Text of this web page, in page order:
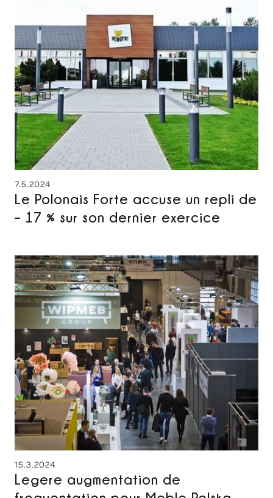
7.5.2024
Le Polonais Forte accuse un repli de
– 17 % sur son dernier exercice
15.3.2024
Legere augmentation de